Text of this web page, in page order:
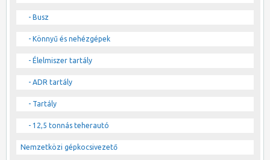
- Busz
- Könnyű és nehézgépek
- Élelmiszer tartály
- ADR tartály
- Tartály
- 12,5 tonnás teherautó
Nemzetközi gépkocsivezető